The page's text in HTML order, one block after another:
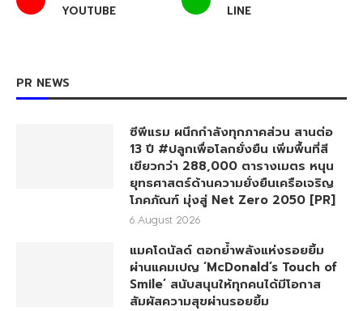
YOUTUBE LINE
PR NEWS
ซีพีแรม ผนึกกำลังทุกภาคส่วน สานต่อ
13 ปี #ปลูกเพื่อโลกยั่งยืน เพิ่มพื้นที่สี
เขียวกว่า 288,000 ตารางเมตร หนุน
ยุทธศาสตร์ด้านความยั่งยืนเครือเจริญ
โภคภัณฑ์ มุ่งสู่ Net Zero 2050 [PR]
6 August 2026
แมคโดนัลด์ ตอกย้ำพลังแห่งรอยยิ้ม
ผ่านแคมเปญ ‘McDonald’s Touch of
Smile’ สนับสนุนให้ทุกคนได้มีโอกาส
สัมผัสความสุขผ่านรอยยิ้ม